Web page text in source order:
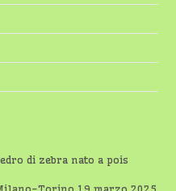
di zebra nato a pois